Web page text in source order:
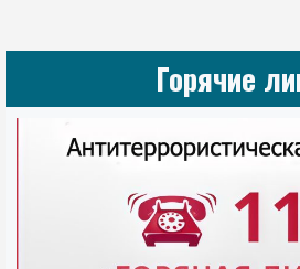
Горячие